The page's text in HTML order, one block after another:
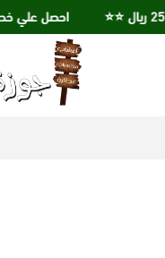
احصل علي خصم 10% عند استخدامك كود خصم KSA95
جوزة